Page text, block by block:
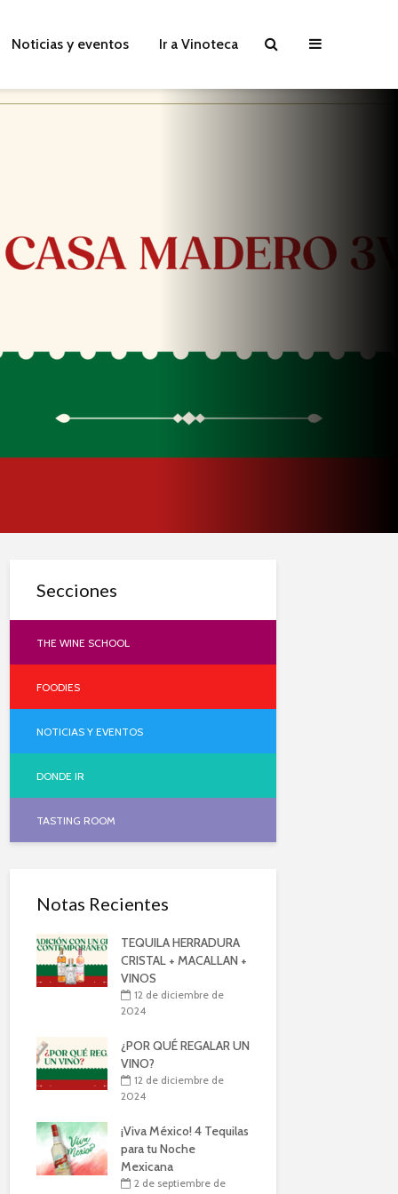
Noticias y eventos Ir a Vinoteca
Secciones
THE WINE SCHOOL
FOODIES
NOTICIAS Y EVENTOS
DONDE IR
TASTING ROOM
Notas Recientes
TEQUILA HERRADURA
CRISTAL + MACALLAN +
VINOS
12 de diciembre de
2024
¿POR QUÉ REGALAR UN
VINO?
12 de diciembre de
2024
¡Viva México! 4 Tequilas
para tu Noche
Mexicana
2 de septiembre de